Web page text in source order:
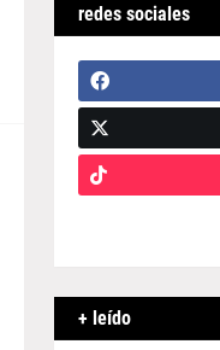
redes sociales
+ leído
APARCAMIENTO